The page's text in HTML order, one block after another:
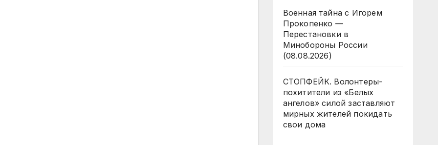
Военная тайна с Игорем
Прокопенко —
Перестановки в
Минобороны России
(08.08.2026)
СТОПФЕЙК. Волонтеры-
похитители из «Белых
ангелов» силой заставляют
мирных жителей покидать
свои дома